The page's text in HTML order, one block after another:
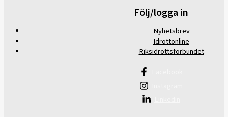
Följ/logga in
Nyhetsbrev
Idrottonline
Riksidrottsförbundet